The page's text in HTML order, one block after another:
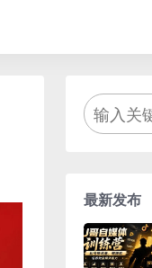
最新发布